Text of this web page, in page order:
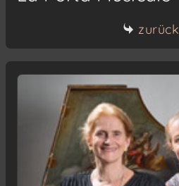
zurück